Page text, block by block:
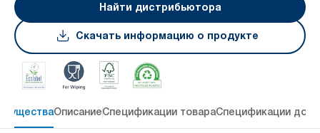
Найти дистрибьютора
Скачать информацию о продукте
ОписаниеСпецификации товараСпецификации